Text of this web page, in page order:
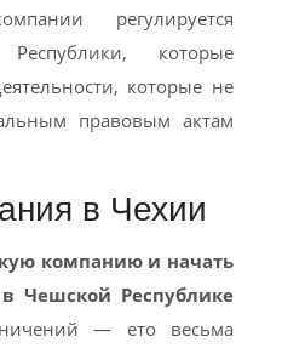
регулируется
которые
которые не
правовым актам
в Чехии
компанию и начать
Чешской Республике
— ето весьма